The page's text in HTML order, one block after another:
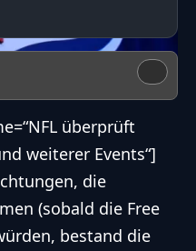
überprüft
weiterer Events“]
die
(sobald die Free
bestand die